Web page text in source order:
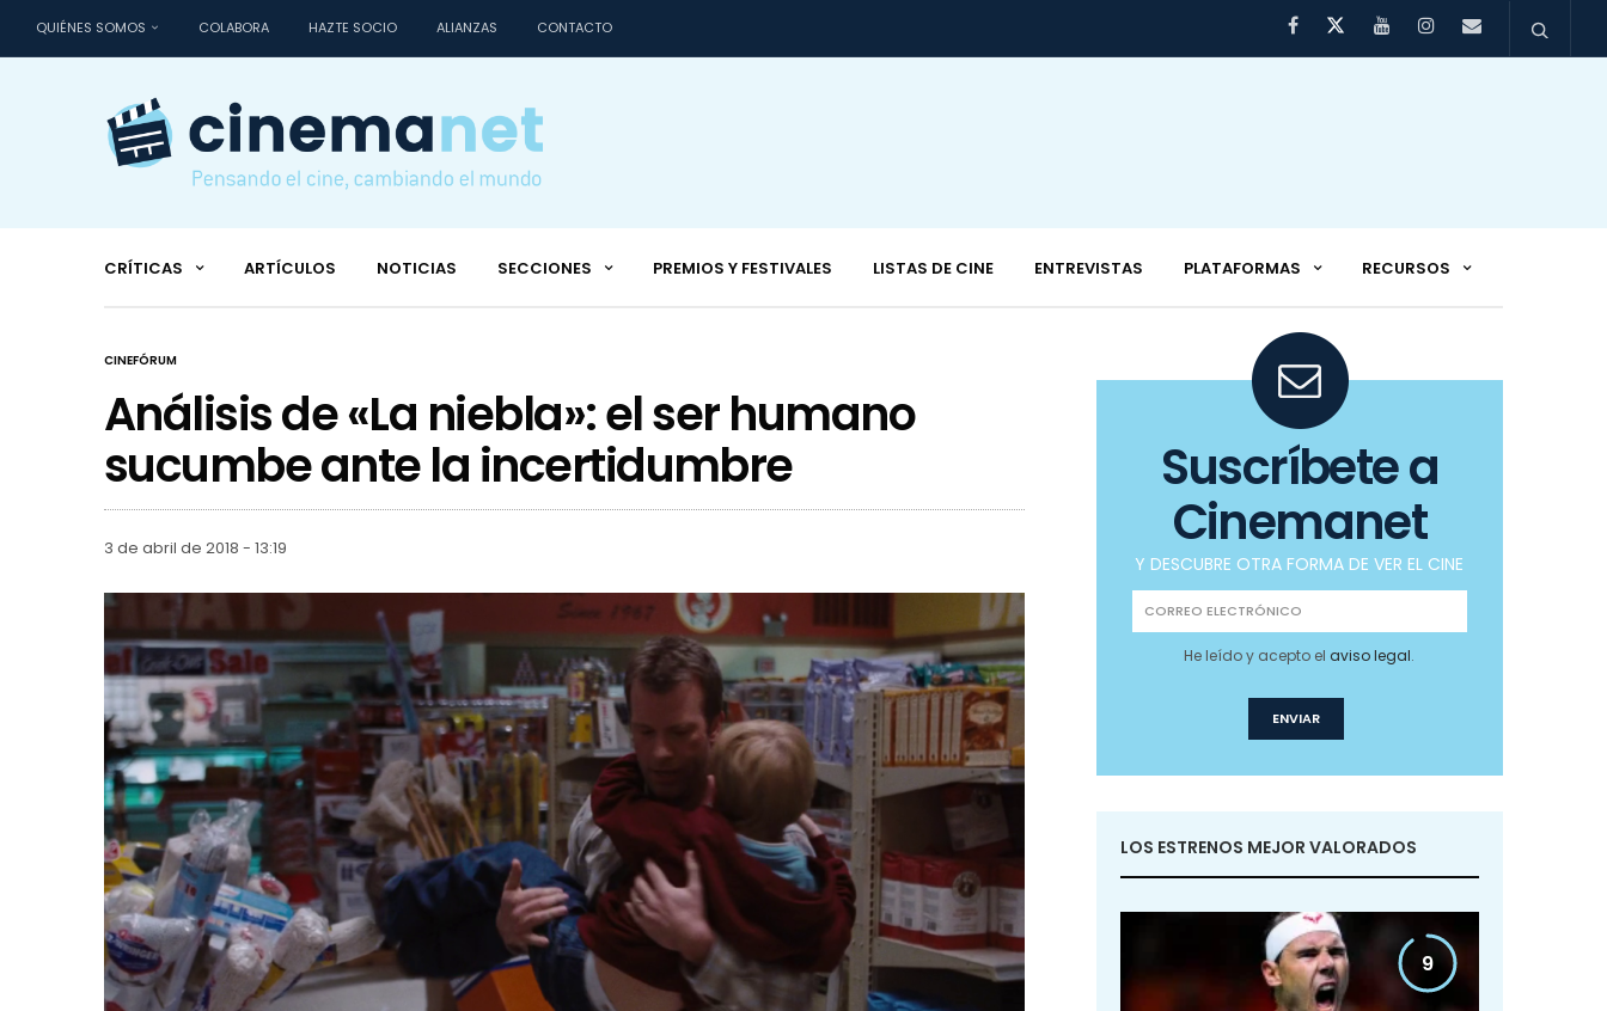
QUIÉNES SOMOS COLABORA HAZTE SOCIO ALIANZAS CONTACTO
CRÍTICAS ARTÍCULOS NOTICIAS SECCIONES PREMIOS Y FESTIVALES LISTAS DE CINE ENTREVISTAS PLATAFORMAS RECURSOS
CINEFÓRUM
Análisis de «La niebla»: el ser humano
sucumbe ante la incertidumbre
3 de abril de 2018 - 13:19
Suscríbete a
Cinemanet
Y DESCUBRE OTRA FORMA DE VER EL CINE
He leído y acepto elaviso legal.
LOS ESTRENOS MEJOR VALORADOS
9